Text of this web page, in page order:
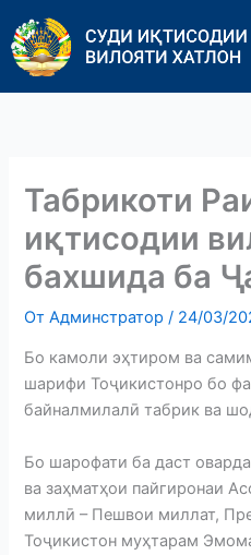
содержимому
Табрикоти
иқтисодии
бахшида ба
ОтАдминстратор/ 24/03/
Бо камоли эҳтиром ва
шарифи Тоҷикистонро бо
байналмилалӣ табрик ва
Бо шарофати ба даст
ва заҳматҳои пайгиронаи
миллӣ – Пешвои миллат,
Тоҷикистон муҳтарам